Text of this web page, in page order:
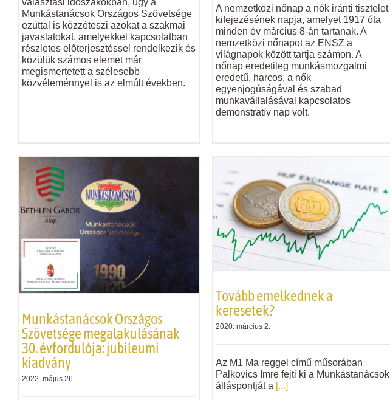
Munkástanácsok Országos Szövetsége
ezúttal is közzéteszi azokat a szakmai
javaslatokat, amelyekkel kapcsolatban
részletes előterjesztéssel rendelkezik és
közülük számos elemet már
megismertetett a szélesebb
közvéleménnyel is az elmúlt években.
A nemzetközi nőnap a nők iránti tisztelet
kifejezésének napja, amelyet 1917 óta
minden év március 8-án tartanak. A
nemzetközi nőnapot az ENSZ a
világnapok között tartja számon. A
nőnap eredetileg munkásmozgalmi
eredetű, harcos, a nők
egyenjogúságával és szabad
munkavállalásával kapcsolatos
demonstratív nap volt.
Munkástanácsok Országos
Szövetsége megalakulásának
30. évfordulója: jubileumi
kiadvány
2022. május 26.
Tovább emelkednek a
keresetek?
2020. március 2.
Az M1 Ma reggel című műsorában
Palkovics Imre fejti ki a Munkástanácsok
álláspontját a [...]